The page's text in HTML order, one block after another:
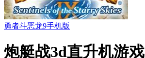
勇者斗恶龙9手机版
炮艇战3d直升机游戏